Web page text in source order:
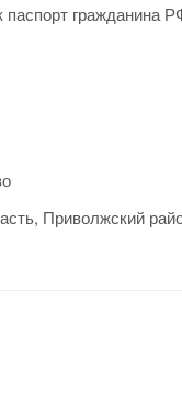
гражданина
Приволжский